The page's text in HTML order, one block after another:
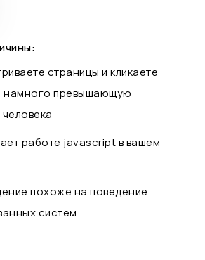
страницы и кликаете
намного превышающую
работе javascript в вашем
похоже на поведение
систем